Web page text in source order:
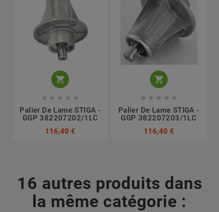

    
Palier De Lame STIGA -
GGP 382207202/1LC
116,40 €

    
Palier De Lame STIGA -
GGP 382207203/1LC
116,40 €
16 autres produits dans
la même catégorie :